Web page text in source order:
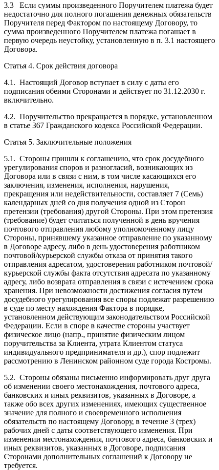
3.3 Если суммы произведенного Поручителем платежа будет
недостаточно для полного погашения денежных обязательств
Поручителя перед Фактором по настоящему Договору, то
сумма произведенного Поручителем платежа погашает в
первую очередь неустойку, установленную в п. 3.1 настоящего
Договора.
Статья 4. Срок действия договора
4.1. Настоящий Договор вступает в силу с даты его
подписания обеими Сторонами и действует по 31.12.2030 г.
включительно.
4.2. Поручительство прекращается в порядке, установленном
в статье 367 Гражданского кодекса Российской Федерации.
Статья 5. Заключительные положения
5.1. Стороны пришли к соглашению, что срок досудебного
урегулирования споров и разногласий, возникающих из
Договора или в связи с ним, в том числе касающихся его
заключения, изменения, исполнения, нарушения,
прекращения или недействительности, составляет 7 (Семь)
календарных дней со дня получения одной из Сторон
претензии (требования) другой Стороны. При этом претензия
(требование) будет считаться полученной в день вручения
почтового отправления любому уполномоченному лицу
Стороны, принявшему указанное отправление по указанному
в Договоре адресу, либо в день удостоверения работником
почтовой/курьерской службы отказа от принятия такого
отправления адресатом, удостоверения работником почтовой/
курьерской службы факта отсутствия адресата по указанному
адресу, либо возврата отправления в связи с истечением срока
хранения. При невозможности достижения согласия путем
досудебного урегулирования все споры подлежат разрешению
в суде по месту нахождения Фактора в порядке,
установленном действующим законодательством Российской
Федерации. Если в споре в качестве стороны участвует
физическое лицо (напр., принятие физическим лицом
поручительства за Клиента, утрата Клиентом статуса
индивидуального предпринимателя и др.), спор подлежит
рассмотрению в Ленинском районном суде города Костромы.
5.2. Стороны обязаны письменно информировать друг друга
об изменении своего местонахождения, почтового адреса,
банковских и иных реквизитов, указанных в Договоре, а
также обо всех других изменениях, имеющих существенное
значение для полного и своевременного исполнения
обязательств по настоящему Договору, в течение 3 (трех)
рабочих дней с даты соответствующего изменения. При
изменении местонахождения, почтового адреса, банковских и
иных реквизитов, указанных в Договоре, подписания
Сторонами дополнительных соглашений к Договору не
требуется.